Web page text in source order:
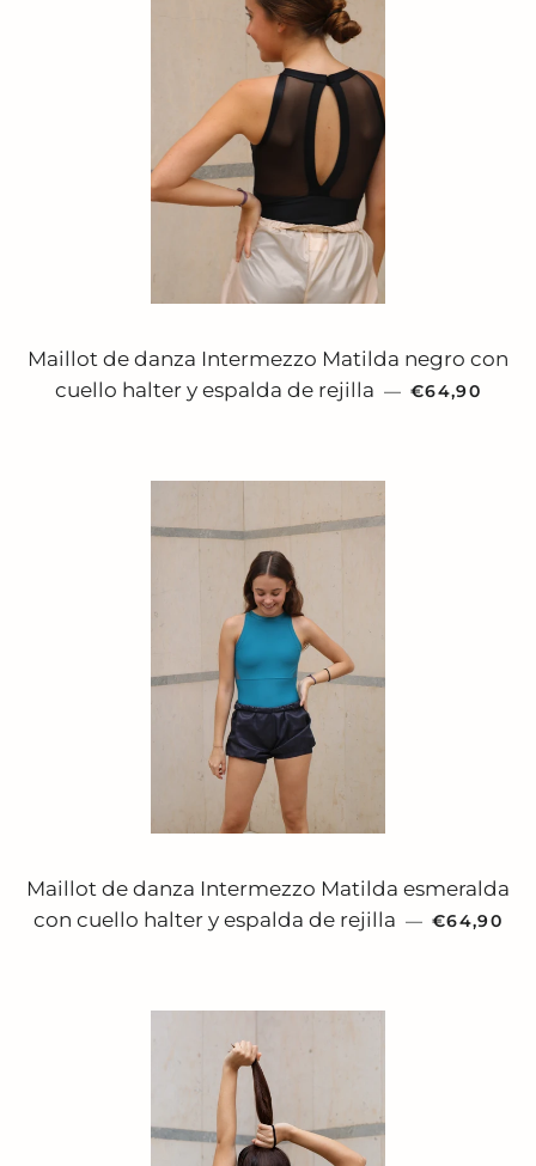
Maillot de danza Intermezzo Matilda negro con
cuello halter y espalda de rejilla — PRECIO
€64,90
Maillot de danza Intermezzo Matilda esmeralda
con cuello halter y espalda de rejilla — PRECIO
€64,90